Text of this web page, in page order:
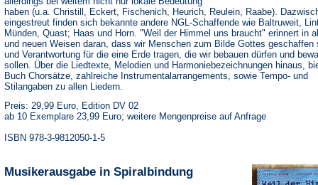
haben (u.a. Christill, Eckert, Fischenich, Heurich, Reulein, Raabe).
eingestreut finden sich bekannte andere NGL-Schaffende wie Baltruweit,
Münden, Quast; Haas und Horn. "Weil der Himmel uns braucht" erinnert in
und neuen Weisen daran, dass wir Menschen zum Bilde Gottes geschaffen
und Verantwortung für die eine Erde tragen, die wir bebauen dürfen und
sollen. Über die Liedtexte, Melodien und Harmoniebezeichnungen hinaus,
Buch Chorsätze, zahlreiche Instrumentalarrangements, sowie Tempo- und
Stilangaben zu allen Liedern.
Preis: 29,99 Euro, Edition DV 02
ab 10 Exemplare 23,99 Euro; weitere Mengenpreise auf Anfrage
ISBN 978-3-9812050-1-5
Musikerausgabe in Spiralbindung